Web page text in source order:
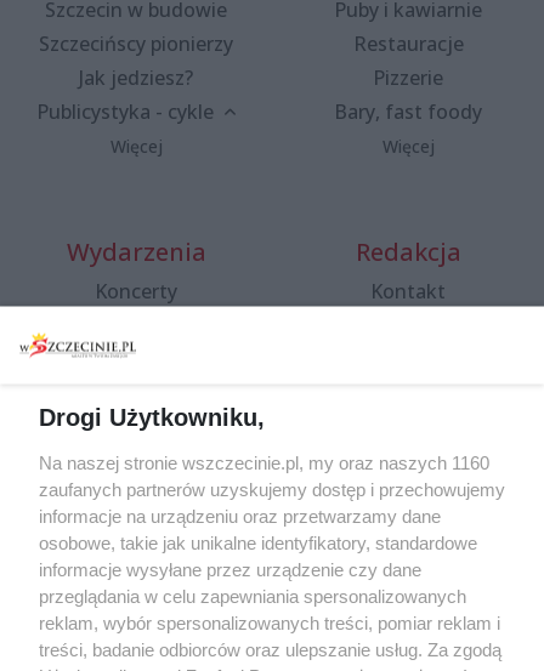
Szczecin w budowie
Szczecińscy pionierzy
Jak jedziesz?
Publicystyka - cykle
Więcej
Puby i kawiarnie
Restauracje
Pizzerie
Bary, fast foody
Więcej
Wydarzenia
Koncerty
Spacery i oprowadzania
targi
Wernisaże
Więcej
Redakcja
Kontakt
Specjalny koncert z okazji
20. urodzin portalu
wSzczecinie.pl
Regulamin konkursów
śniadaniówka "Hej
Szczecin! Jest piątek!"
Drogi Użytkowniku,
Na naszej stronie wszczecinie.pl, my oraz naszych 1160
zaufanych partnerów uzyskujemy dostęp i przechowujemy
informacje na urządzeniu oraz przetwarzamy dane
osobowe, takie jak unikalne identyfikatory, standardowe
informacje wysyłane przez urządzenie czy dane
przeglądania w celu zapewniania spersonalizowanych
reklam, wybór spersonalizowanych treści, pomiar reklam i
treści, badanie odbiorców oraz ulepszanie usług. Za zgodą